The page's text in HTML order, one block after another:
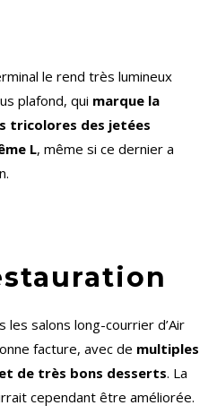
le rend très lumineux
plafond, qui marque la
tricolores des jetées
L, même si ce dernier a
les salons long-courrier d’Air
facture, avec de multiples
de très bons desserts. La
cependant être améliorée.